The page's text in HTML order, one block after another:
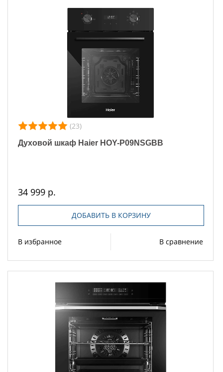
(23)
Духовой шкаф Haier HOY-P09NSGBB
34 999 р.
ДОБАВИТЬ В КОРЗИНУ
В избранное В сравнение